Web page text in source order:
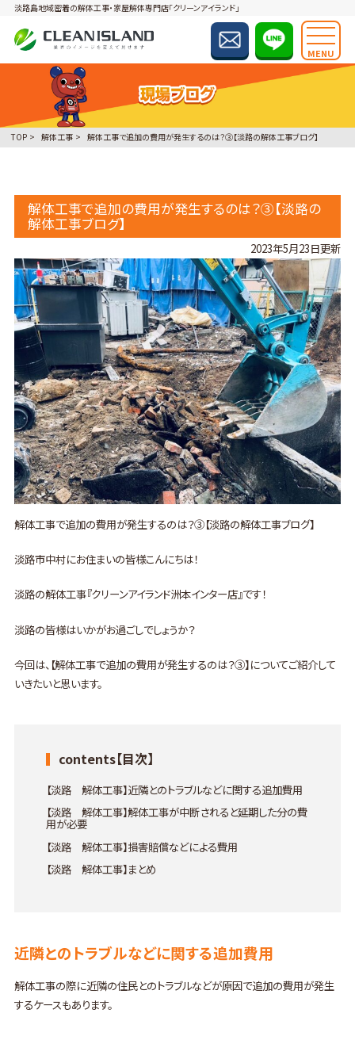
淡路島地域密着の解体工事・家屋解体専門店「クリーンアイランド」
MENU
TOP 解体工事 解体工事で追加の費用が発生するのは？③【淡路の解体工事ブログ】
解体工事で追加の費用が発生するのは？③【淡路の
解体工事ブログ】
2023年5月23日更新
解体工事で追加の費用が発生するのは？③【淡路の解体工事ブログ】
淡路市中村にお住まいの皆様こんにちは！
淡路の解体工事『クリーンアイランド洲本インター店』です！
淡路の皆様はいかがお過ごしでしょうか？
今回は、【解体工事で追加の費用が発生するのは？③】についてご紹介して
いきたいと思います。
contents【目次】
【淡路 解体工事】近隣とのトラブルなどに関する追加費用
【淡路 解体工事】解体工事が中断されると延期した分の費
用が必要
【淡路 解体工事】損害賠償などによる費用
【淡路 解体工事】まとめ
近隣とのトラブルなどに関する追加費用
解体工事の際に近隣の住民とのトラブルなどが原因で追加の費用が発生
するケースもあります。